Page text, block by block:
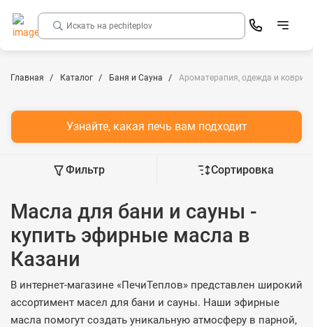
Главная Каталог Баня и Сауна Ароматерапия, одежда и
Узнайте, какая печь вам подходит
Фильтр Сортировка
Масла для бани и сауны -
купить эфирные масла в
Казани
В интернет-магазине «ПечиТеплов» представлен широкий
ассортимент масел для бани и сауны. Наши эфирные
масла помогут создать уникальную атмосферу в парной,